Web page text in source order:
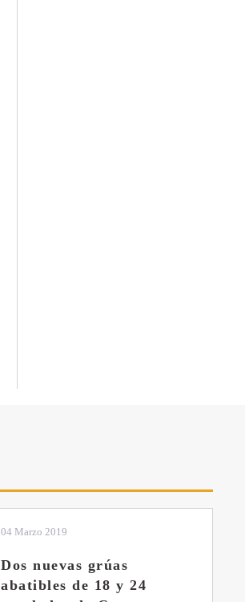
01 Febrero 2019
La botella aún no está
llena